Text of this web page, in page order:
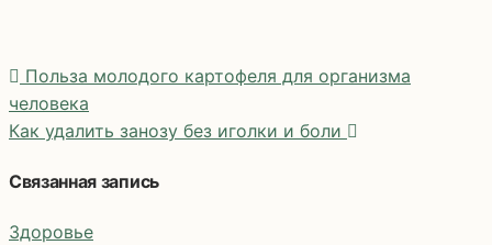
Навигация
по
записям
Польза молодого картофеля для организма
человека
Как удалить занозу без иголки и боли
Связанная запись
Здоровье